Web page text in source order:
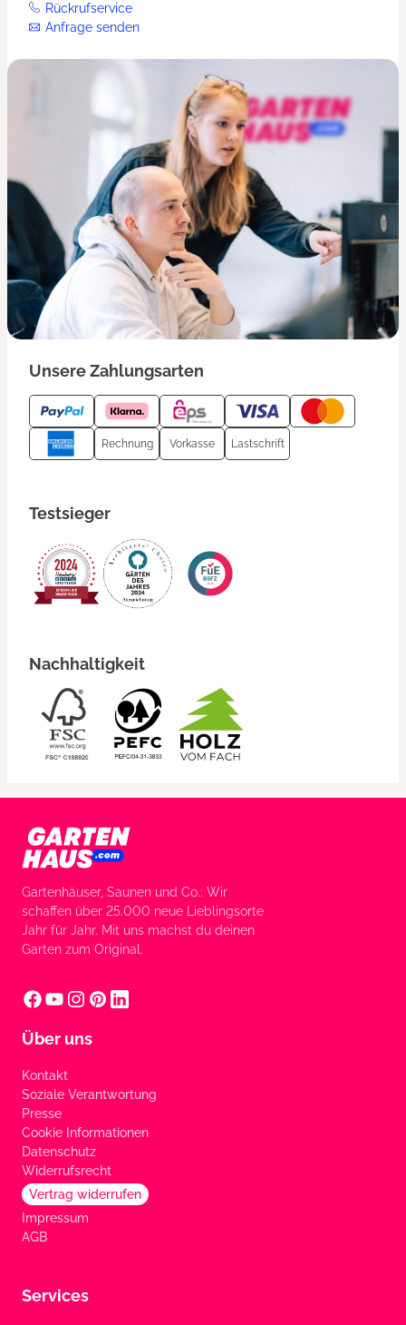
Rückrufservice
Anfrage senden
Unsere Zahlungsarten
Rechnung Vorkasse Lastschrift
Testsieger
Nachhaltigkeit
Gartenhäuser, Saunen und Co.: Wir
schaffen über 25.000 neue Lieblingsorte
Jahr für Jahr. Mit uns machst du deinen
Garten zum Original.
Über uns
Kontakt
Soziale Verantwortung
Presse
Cookie Informationen
Datenschutz
Widerrufsrecht
Vertrag widerrufen
Impressum
AGB
Services